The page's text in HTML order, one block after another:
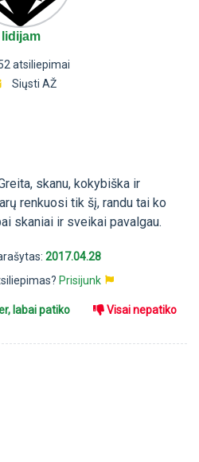
lidijam
atsiliepimai
Siųsti AŽ
skanu, kokybiška ir
renkuosi tik šį, randu tai ko
skaniai ir sveikai pavalgau.
2017.04.28
Prisijunk
labai patiko Visai nepatiko